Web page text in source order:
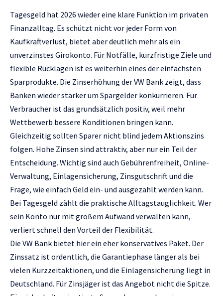
Tagesgeld hat 2026 wieder eine klare Funktion im privaten
Finanzalltag. Es schützt nicht vor jeder Form von
Kaufkraftverlust, bietet aber deutlich mehr als ein
unverzinstes Girokonto. Für Notfälle, kurzfristige Ziele und
flexible Rücklagen ist es weiterhin eines der einfachsten
Sparprodukte. Die Zinserhöhung der VW Bank zeigt, dass
Banken wieder stärker um Spargelder konkurrieren. Für
Verbraucher ist das grundsätzlich positiv, weil mehr
Wettbewerb bessere Konditionen bringen kann.
Gleichzeitig sollten Sparer nicht blind jedem Aktionszins
folgen. Hohe Zinsen sind attraktiv, aber nur ein Teil der
Entscheidung. Wichtig sind auch Gebührenfreiheit, Online-
Verwaltung, Einlagensicherung, Zinsgutschrift und die
Frage, wie einfach Geld ein- und ausgezahlt werden kann.
Bei Tagesgeld zählt die praktische Alltagstauglichkeit. Wer
sein Konto nur mit großem Aufwand verwalten kann,
verliert schnell den Vorteil der Flexibilität.
Die VW Bank bietet hier ein eher konservatives Paket. Der
Zinssatz ist ordentlich, die Garantiephase länger als bei
vielen Kurzzeitaktionen, und die Einlagensicherung liegt in
Deutschland. Für Zinsjäger ist das Angebot nicht die Spitze.